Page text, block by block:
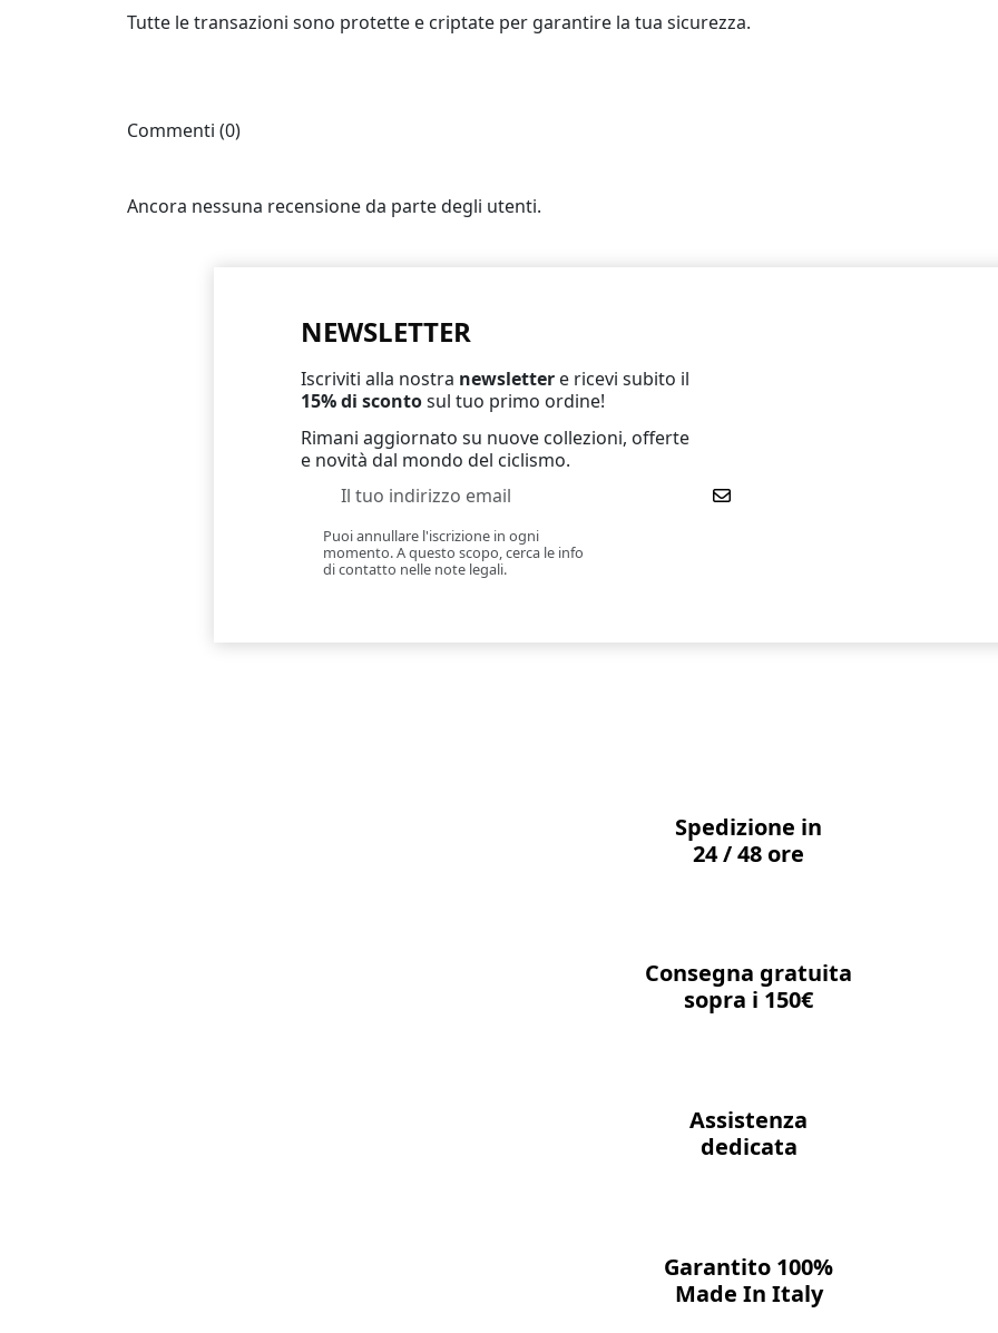
Tutte le transazioni sono protette e criptate per garantire la tua sicurezza.
Commenti (0)
Ancora nessuna recensione da parte degli utenti.
NEWSLETTER
Iscriviti alla nostra newsletter e ricevi subito il
15% di scontosul tuo primo ordine!
Rimani aggiornato su nuove collezioni, offerte
e novità dal mondo del ciclismo.
Puoi annullare l'iscrizione in ogni
momento. A questo scopo, cerca le info
di contatto nelle note legali.
Spedizione in
24 / 48 ore
Consegna gratuita
sopra i 150€
Assistenza
dedicata
Garantito 100%
Made In Italy